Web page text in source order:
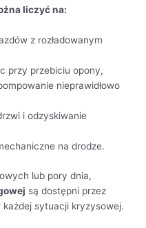
liczyć na:
z rozładowanym
przy przebiciu opony,
nieprawidłowo
i odzyskiwanie
na drodze.
lub pory dnia,
są dostępni przez
każdej sytuacji kryzysowej.